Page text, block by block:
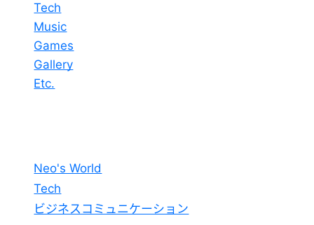
Tech
Music
Games
Gallery
Etc.
Neo's World
Tech
ビジネスコミュニケーション